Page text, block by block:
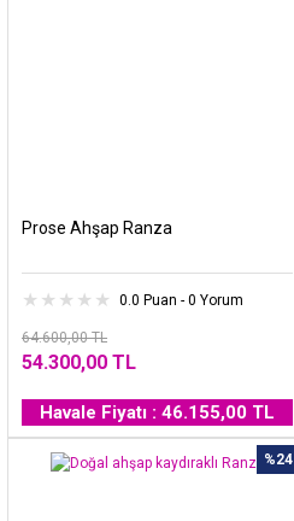
Prose Ahşap Ranza
0.0 Puan - 0 Yorum
64.600,00 TL
54.300,00 TL
Havale Fiyatı : 46.155,00 TL
%24